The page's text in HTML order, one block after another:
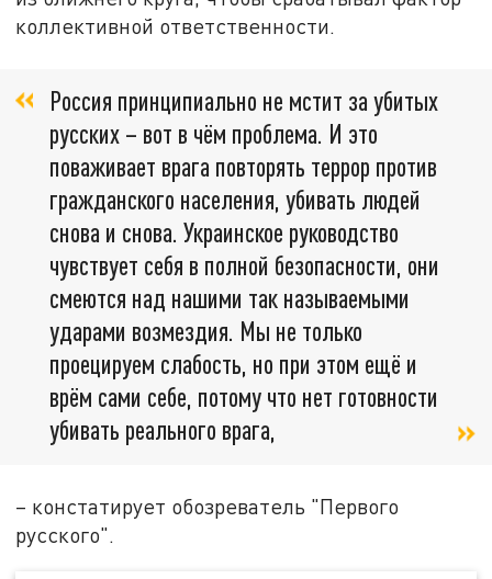
коллективной ответственности.
Россия принципиально не мстит за убитых
русских – вот в чём проблема. И это
поваживает врага повторять террор против
гражданского населения, убивать людей
снова и снова. Украинское руководство
чувствует себя в полной безопасности, они
смеются над нашими так называемыми
ударами возмездия. Мы не только
проецируем слабость, но при этом ещё и
врём сами себе, потому что нет готовности
убивать реального врага,
– констатирует обозреватель "Первого
русского".